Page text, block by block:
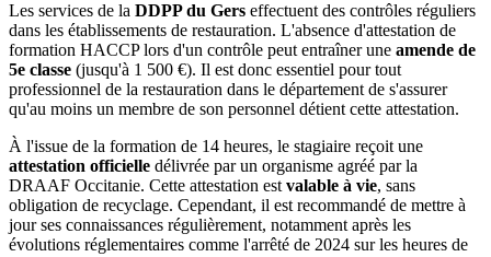
Les services de la DDPP du Gers effectuent des contrôles réguliers
dans les établissements de restauration. L'absence d'attestation de
formation HACCP lors d'un contrôle peut entraîner une amende de
5e classe (jusqu'à 1 500 €). Il est donc essentiel pour tout
professionnel de la restauration dans le département de s'assurer
qu'au moins un membre de son personnel détient cette attestation.
À l'issue de la formation de 14 heures, le stagiaire reçoit une
attestation officielle délivrée par un organisme agréé par la
DRAAF Occitanie. Cette attestation est valable à vie, sans
obligation de recyclage. Cependant, il est recommandé de mettre à
jour ses connaissances régulièrement, notamment après les
évolutions réglementaires comme l'arrêté de 2024 sur les heures de